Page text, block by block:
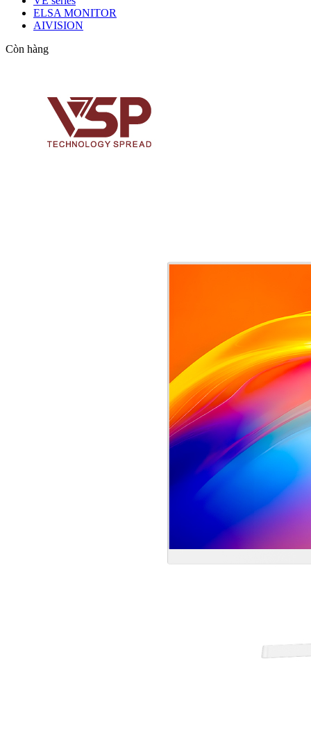
ELSA MONITOR
AIVISION
Còn hàng